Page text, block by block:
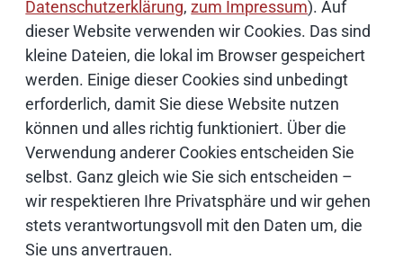
Datenschutzerklärung,zum Impressum). Auf
dieser Website verwenden wir Cookies. Das sind
kleine Dateien, die lokal im Browser gespeichert
werden. Einige dieser Cookies sind unbedingt
erforderlich, damit Sie diese Website nutzen
können und alles richtig funktioniert. Über die
Verwendung anderer Cookies entscheiden Sie
selbst. Ganz gleich wie Sie sich entscheiden –
wir respektieren Ihre Privatsphäre und wir gehen
stets verantwortungsvoll mit den Daten um, die
Sie uns anvertrauen.
Künstliche Intelligenz
Open Source
IT Sicherheit
Onlinezugangsgesetz
Cloud